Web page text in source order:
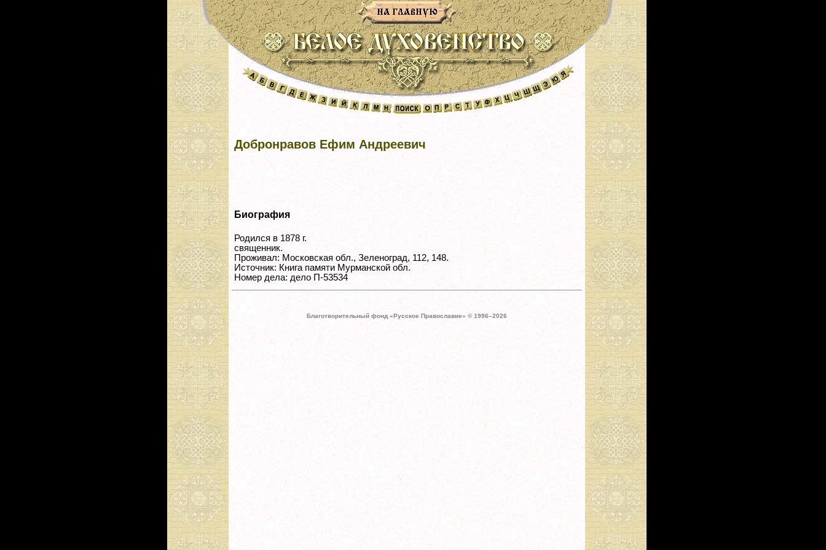
Добронравов Ефим Андреевич
Биография
Родился в 1878 г.
священник.
Проживал: Московская обл., Зеленоград, 112, 148.
Источник: Книга памяти Мурманской обл.
Номер дела: дело П-53534
Благотворительный фонд «Русское Православие» © 1996–2026